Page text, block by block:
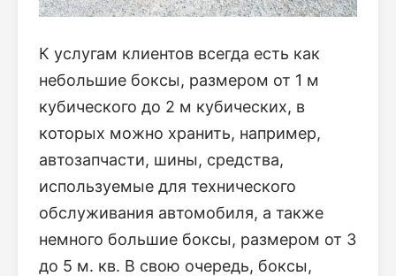
К услугам клиентов всегда есть как
небольшие боксы, размером от 1 м
кубического до 2 м кубических, в
которых можно хранить, например,
автозапчасти, шины, средства,
используемые для технического
обслуживания автомобиля, а также
немного большие боксы, размером от 3
до 5 м. кв. В свою очередь, боксы,